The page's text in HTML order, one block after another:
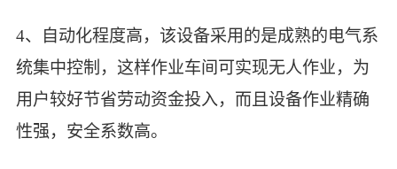
4、自动化程度高，该设备采用的是成熟的电气系
统集中控制，这样作业车间可实现无人作业，为
用户较好节省劳动资金投入，而且设备作业精确
性强，安全系数高。